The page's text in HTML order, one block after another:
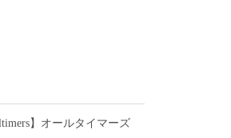
】オールタイマーズ